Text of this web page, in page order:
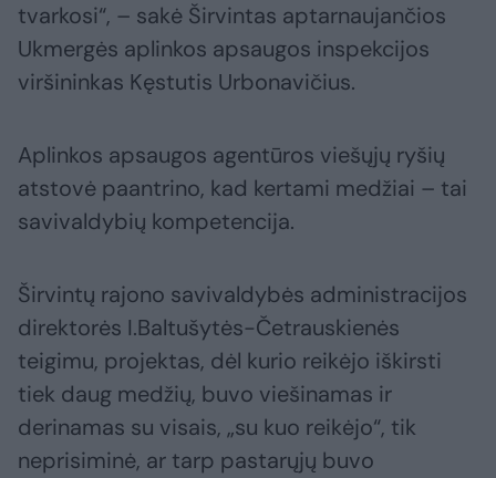
tvarkosi“, – sakė Širvintas aptarnaujančios
Ukmergės aplinkos apsaugos inspekcijos
viršininkas Kęstutis Urbonavičius.
Aplinkos apsaugos agentūros viešųjų ryšių
atstovė paantrino, kad kertami medžiai – tai
savivaldybių kompetencija.
Širvintų rajono savivaldybės administracijos
direktorės I.Baltušytės-Četrauskienės
teigimu, projektas, dėl kurio reikėjo iškirsti
tiek daug medžių, buvo viešinamas ir
derinamas su visais, „su kuo reikėjo“, tik
neprisiminė, ar tarp pastarųjų buvo